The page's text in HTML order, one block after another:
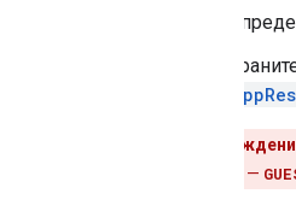
пользователя —